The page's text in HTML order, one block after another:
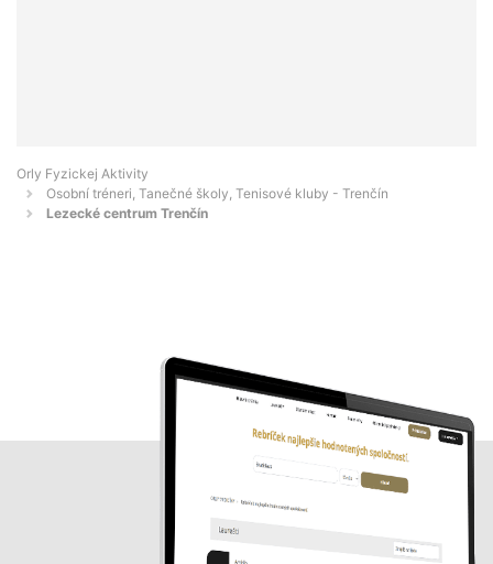
Orly Fyzickej Aktivity
Osobní tréneri, Tanečné školy, Tenisové kluby - Trenčín
Lezecké centrum Trenčín